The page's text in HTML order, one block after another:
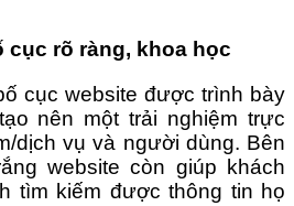
cục rõ ràng, khoa học
cục website được trình bày
nên một trải nghiệm trực
dịch vụ và người dùng. Bên
website còn giúp khách
tìm kiếm được thông tin họ